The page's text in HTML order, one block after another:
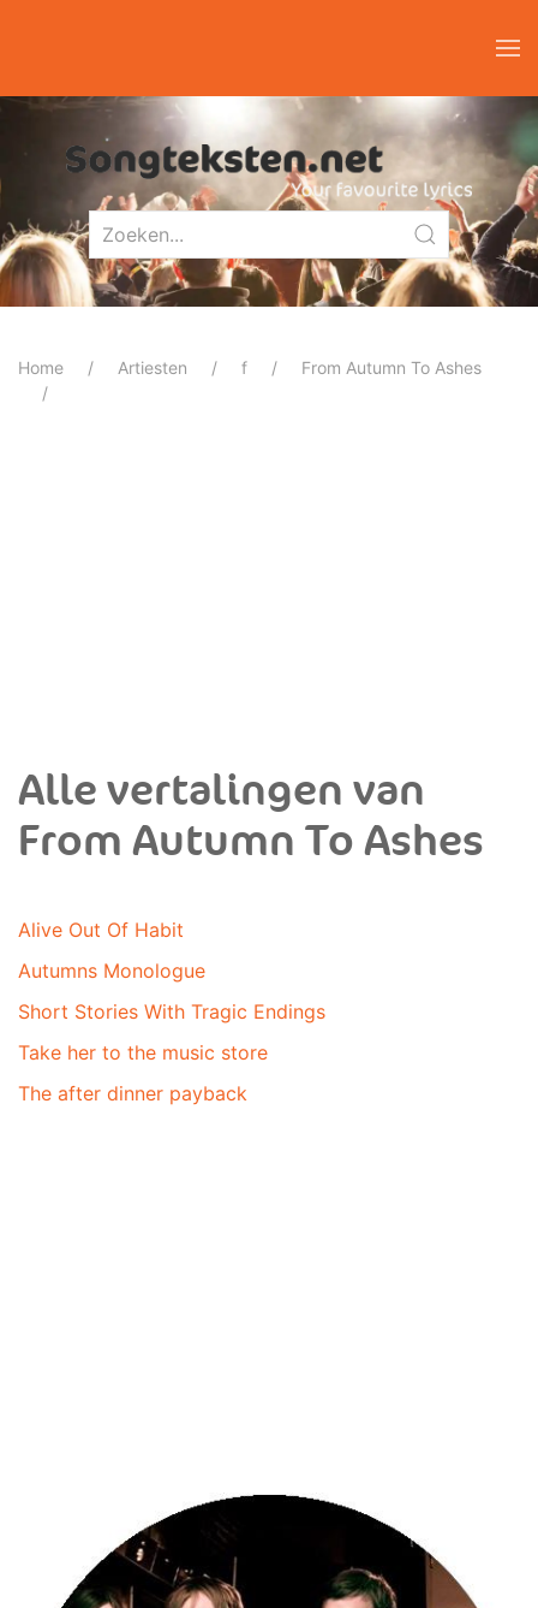
Home Artiesten f From Autumn To Ashes
Alle vertalingen van
From Autumn To Ashes
Alive Out Of Habit
Autumns Monologue
Short Stories With Tragic Endings
Take her to the music store
The after dinner payback